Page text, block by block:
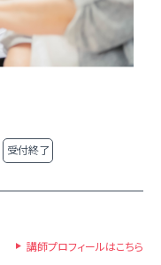
受付終了
講師プロフィールはこちら